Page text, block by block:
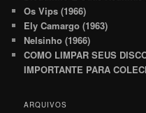
Os Vips (1966)
Ely Camargo (1963)
Nelsinho (1966)
COMO LIMPAR SEUS
IMPORTANTE PARA
ARQUIVOS